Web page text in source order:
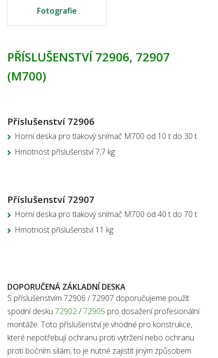
Fotografie
PŘÍSLUŠENSTVÍ 72906, 72907
(M700)
Příslušenství 72906
Horní deska pro tlakový snímač M700 od 10 t do 30 t
Hmotnost příslušenství 7,7 kg
Příslušenství 72907
Horní deska pro tlakový snímač M700 od 40 t do 70 t
Hmotnost příslušenství 11 kg
DOPORUČENÁ ZÁKLADNÍ DESKA
S příslušenstvím 72906 / 72907 doporučujeme použít
spodní desku 72902/72905 pro dosažení profesionální
montáže. Toto příslušenství je vhodné pro konstrukce,
které nepotřebují ochranu proti vytržení nebo ochranu
proti bočním silám, to je nutné zajistit jiným způsobem.